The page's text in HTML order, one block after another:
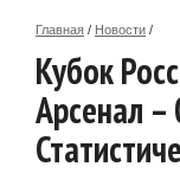
Главная / Новости /
Кубок
Арсенал –